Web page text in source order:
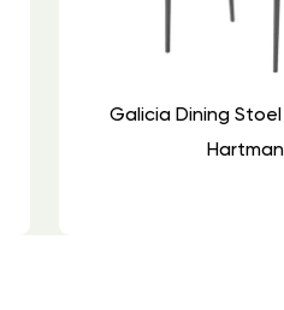
Galicia Dining
Hartman